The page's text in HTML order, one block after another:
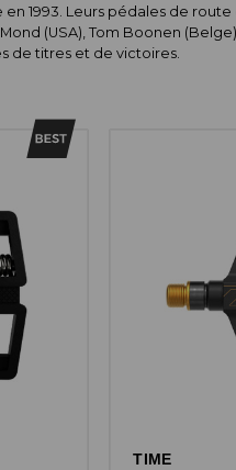
en 1993. Leurs pédales de
(USA), Tom Boonen
de titres et de victoires.
TIME